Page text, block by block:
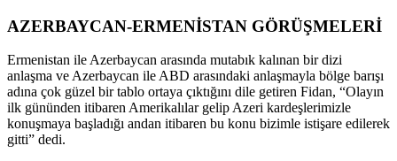
AZERBAYCAN-ERMENİSTAN GÖRÜŞMELERİ
Ermenistan ile Azerbaycan arasında mutabık kalınan bir dizi
anlaşma ve Azerbaycan ile ABD arasındaki anlaşmayla bölge barışı
adına çok güzel bir tablo ortaya çıktığını dile getiren Fidan, “Olayın
ilk gününden itibaren Amerikalılar gelip Azeri kardeşlerimizle
konuşmaya başladığı andan itibaren bu konu bizimle istişare edilerek
gitti” dedi.